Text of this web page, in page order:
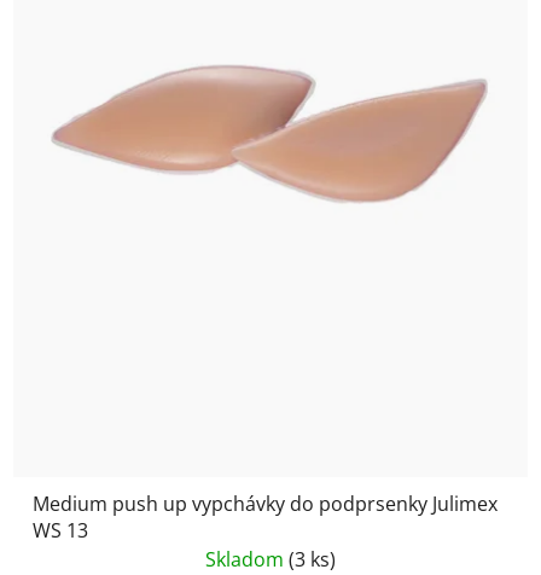
Medium push up vypchávky do podprsenky Julimex
WS 13
Skladom (3 ks)